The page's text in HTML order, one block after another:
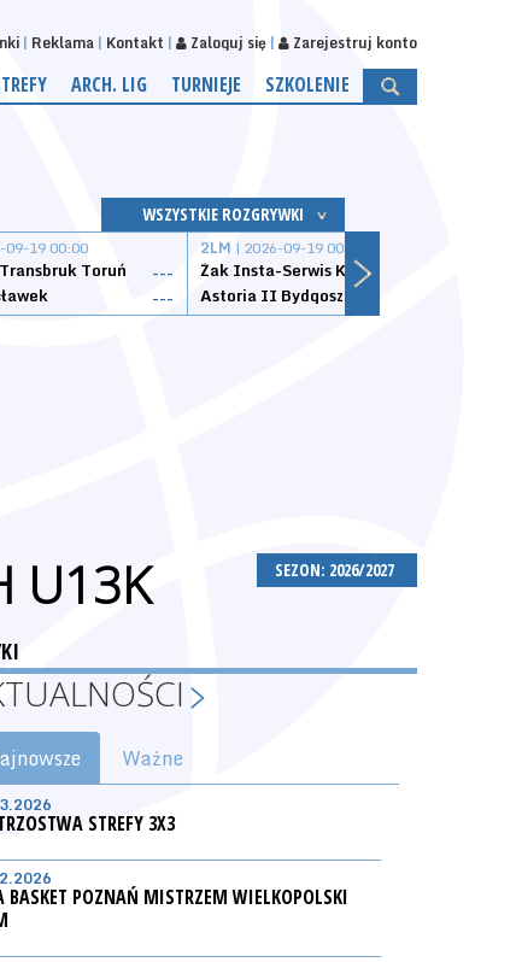
Reklama Kontakt Zaloguj się Zarejestruj konto
ARCH. LIG TURNIEJE SZKOLENIE
WSZYSTKIE ROZGRYWKI
09-19 00:00
Toruń
---
---
2LM | 2026-09-19 00:00
Żak Insta-Serwis Koszalin
Astoria II Bydgoszcz
SEZON: 2026/2027
U13K
Ważne
STREFY 3X3
BASKET POZNAŃ MISTRZEM WIELKOPOLSKI